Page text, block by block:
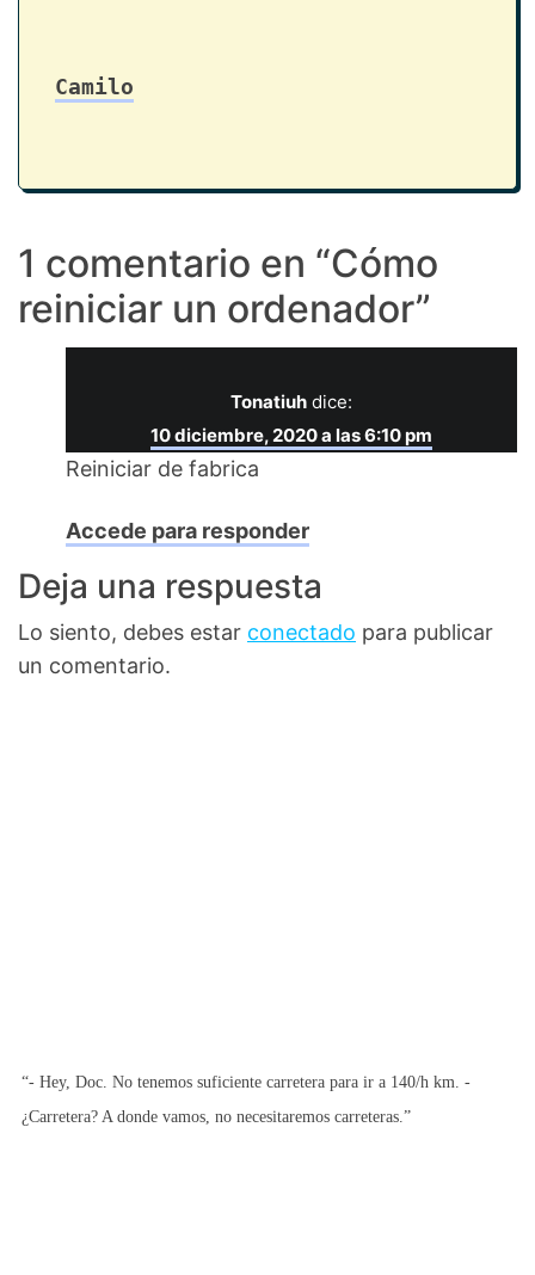
Camilo
1 comentario en “Cómo
reiniciar un ordenador”
Tonatiuh dice:
10 diciembre, 2020 a las 6:10 pm
Reiniciar de fabrica
Accede para responder
Deja una respuesta
Lo siento, debes estar conectado para publicar
un comentario.
“- Hey, Doc. No tenemos suficiente carretera para ir a 140/h km. -
¿Carretera? A donde vamos, no necesitaremos carreteras.”